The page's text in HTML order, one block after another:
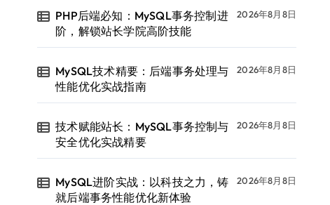
PHP后端必知：MySQL事务控制进
阶，解锁站长学院高阶技能
2026年8月8日
MySQL技术精要：后端事务处理与
性能优化实战指南
2026年8月8日
技术赋能站长：MySQL事务控制与
安全优化实战精要
2026年8月8日
MySQL进阶实战：以科技之力，铸
就后端事务性能优化新体验
2026年8月8日